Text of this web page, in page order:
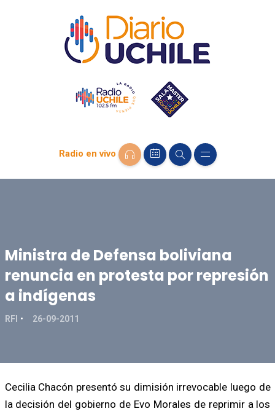
Radio en vivo
Ministra de Defensa boliviana
renuncia en protesta por represión
a indígenas
RFI 26-09-2011
Cecilia Chacón presentó su dimisión irrevocable luego de
la decisión del gobierno de Evo Morales de reprimir a los